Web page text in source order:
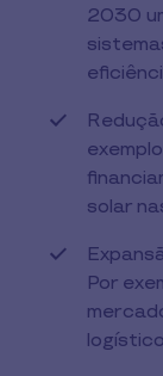
2030
solar
Por